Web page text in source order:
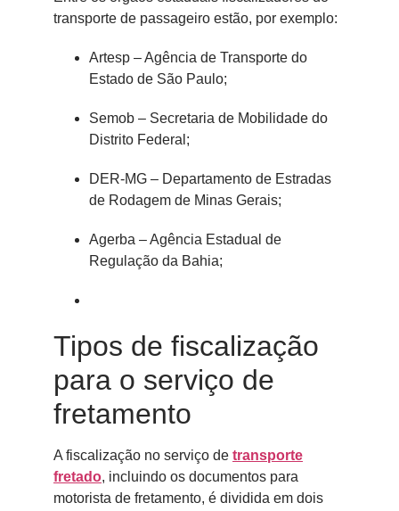
transporte de passageiro estão, por exemplo:
Artesp – Agência de Transporte do
Estado de São Paulo;
Semob – Secretaria de Mobilidade do
Distrito Federal;
DER-MG – Departamento de Estradas
de Rodagem de Minas Gerais;
Agerba – Agência Estadual de
Regulação da Bahia;
Tipos de fiscalização
para o serviço de
fretamento
A fiscalização no serviço de transporte
fretado, incluindo os documentos para
motorista de fretamento, é dividida em dois